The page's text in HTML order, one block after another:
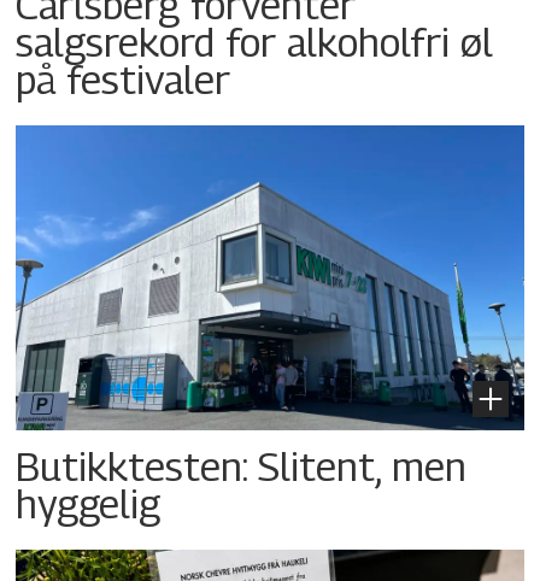
salgsrekord for alkoholfri øl
på festivaler
Butikktesten: Slitent, men
hyggelig